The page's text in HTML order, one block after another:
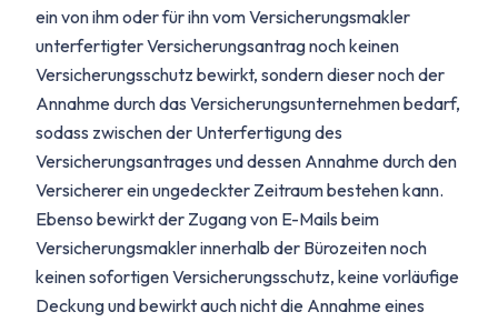
ein von ihm oder für ihn vom Versicherungsmakler
unterfertigter Versicherungsantrag noch keinen
Versicherungsschutz bewirkt, sondern dieser noch der
Annahme durch das Versicherungsunternehmen bedarf,
sodass zwischen der Unterfertigung des
Versicherungsantrages und dessen Annahme durch den
Versicherer ein ungedeckter Zeitraum bestehen kann.
Ebenso bewirkt der Zugang von E-Mails beim
Versicherungsmakler innerhalb der Bürozeiten noch
keinen sofortigen Versicherungsschutz, keine vorläufige
Deckung und bewirkt auch nicht die Annahme eines